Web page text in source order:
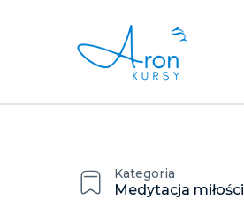
Kategoria
Medytacja miłości